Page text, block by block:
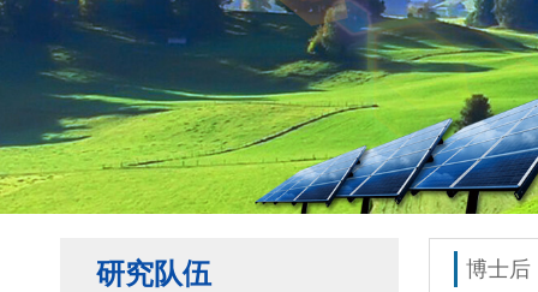
研究队伍 博士后